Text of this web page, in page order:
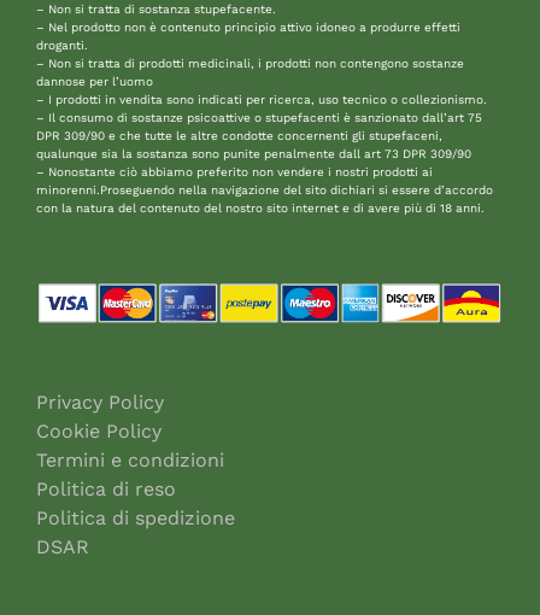
– Non si tratta di sostanza stupefacente.
– Nel prodotto non è contenuto principio attivo idoneo a produrre effetti
droganti.
– Non si tratta di prodotti medicinali, i prodotti non contengono sostanze
dannose per l’uomo
– I prodotti in vendita sono indicati per ricerca, uso tecnico o collezionismo.
– Il consumo di sostanze psicoattive o stupefacenti è sanzionato dall’art 75
DPR 309/90 e che tutte le altre condotte concernenti gli stupefaceni,
qualunque sia la sostanza sono punite penalmente dall art 73 DPR 309/90
– Nonostante ciò abbiamo preferito non vendere i nostri prodotti ai
minorenni.Proseguendo nella navigazione del sito dichiari si essere d’accordo
con la natura del contenuto del nostro sito internet e di avere più di 18 anni.
Privacy Policy
Cookie Policy
Termini e condizioni
Politica di reso
Politica di spedizione
DSAR